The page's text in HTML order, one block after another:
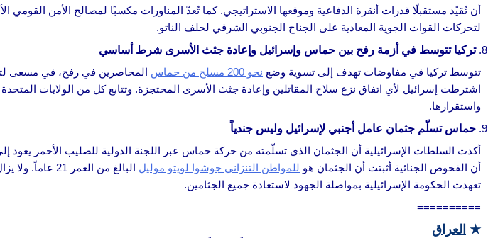
أن تُقيّد مستقبلًا قدرات أنقرة الدفاعية وموقعها الاستراتيجي. كما تُعدّ المناورات مكسبًا لمصالح الأمن القومي
لتحركات القوات الجوية المعادية على الجناح الجنوبي الشرقي لحلف الناتو.
تركيا تتوسط في أزمة رفح بين حماس وإسرائيل وإعادة جثث الأسرى شرط أساسي
تتوسط تركيا في مفاوضات تهدف إلى تسوية وضع نحو 200 مسلح من حماس
المحاصرين في رفح، في مسعى
اشترطت إسرائيل لأي اتفاق نزع سلاح المقاتلين وإعادة جثث الأسرى المحتجزة. وتتابع كل من الولايات
واستقرارها.
حماس تسلّم جثمان عامل أجنبي لإسرائيل وليس جندياً
أكدت السلطات الإسرائيلية أن الجثمان الذي تسلّمته من حركة حماس عبر اللجنة الدولية للصليب الأحمر يعود
أن الفحوص الجنائية أثبتت أن الجثمان هو للمواطن التنزاني جوشوا لويتو موليل
البالغ من
تعهدت الحكومة الإسرائيلية بمواصلة الجهود لاستعادة جميع الجثامين.
==========
★ العراق